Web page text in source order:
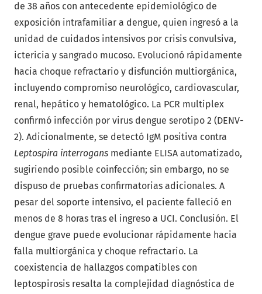
de 38 años con antecedente epidemiológico de
exposición intrafamiliar a dengue, quien ingresó a la
unidad de cuidados intensivos por crisis convulsiva,
ictericia y sangrado mucoso. Evolucionó rápidamente
hacia choque refractario y disfunción multiorgánica,
incluyendo compromiso neurológico, cardiovascular,
renal, hepático y hematológico. La PCR multiplex
confirmó infección por virus dengue serotipo 2 (DENV-
2). Adicionalmente, se detectó IgM positiva contra
Leptospira interrogans mediante ELISA automatizado,
sugiriendo posible coinfección; sin embargo, no se
dispuso de pruebas confirmatorias adicionales. A
pesar del soporte intensivo, el paciente falleció en
menos de 8 horas tras el ingreso a UCI. Conclusión. El
dengue grave puede evolucionar rápidamente hacia
falla multiorgánica y choque refractario. La
coexistencia de hallazgos compatibles con
leptospirosis resalta la complejidad diagnóstica de